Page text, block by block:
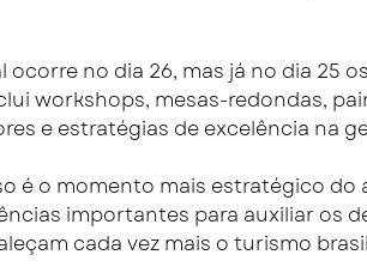
ocorre no dia 26, mas já no dia 25
workshops, mesas-redondas,
e estratégias de excelência na
é o momento mais estratégico
importantes para auxiliar os
cada vez mais o turismo